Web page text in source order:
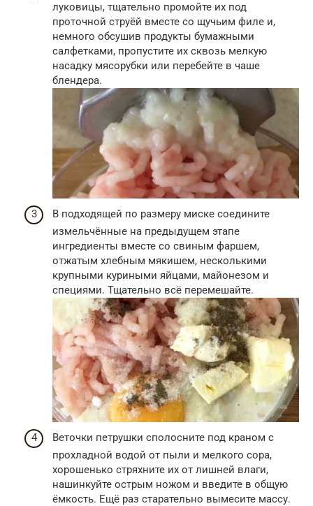
луковицы, тщательно промойте их под
проточной струёй вместе со щучьим филе и,
немного обсушив продукты бумажными
салфетками, пропустите их сквозь мелкую
насадку мясорубки или перебейте в чаше
блендера.
В подходящей по размеру миске соедините
измельчённые на предыдущем этапе
ингредиенты вместе со свиным фаршем,
отжатым хлебным мякишем, несколькими
крупными куриными яйцами, майонезом и
специями. Тщательно всё перемешайте.
Веточки петрушки сполосните под краном с
прохладной водой от пыли и мелкого сора,
хорошенько стряхните их от лишней влаги,
нашинкуйте острым ножом и введите в общую
ёмкость. Ещё раз старательно вымесите массу.